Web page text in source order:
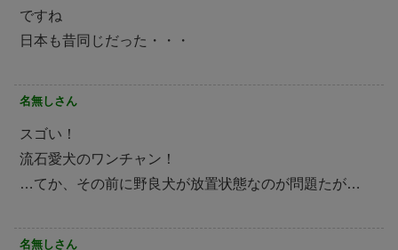
ですね
日本も昔同じだった・・・
名無しさん
スゴい！
流石愛犬のワンチャン！
…てか、その前に野良犬が放置状態なのが問題たが…
名無しさん